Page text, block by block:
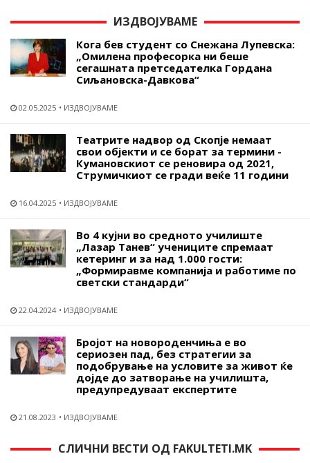
ИЗДВОЈУВАМЕ
Кога бев студент со Снежана Лупевска:
„Омилена професорка ни беше
сегашната претседателка Гордана
Сиљановска-Давкова“
02.05.2025 ИЗДВОЈУВАМЕ
Театрите надвор од Скопје немаат
свои објекти и се борат за термини -
Кумановскиот се реновира од 2021,
Струмичкиот се гради веќе 11 години
16.04.2025 ИЗДВОЈУВАМЕ
Во 4 кујни во средното училиште
„Лазар Танев“ учениците спремаат
кетеринг и за над 1.000 гости:
„Формиравме компанија и работиме по
светски стандарди“
22.04.2024 ИЗДВОЈУВАМЕ
Бројот на новороденчиња е во
сериозен пад, без стратегии за
подобрување на условите за живот ќе
дојде до затворање на училишта,
предупредуваат експертите
21.08.2023 ИЗДВОЈУВАМЕ
СЛИЧНИ ВЕСТИ ОД FAKULTETI.MK